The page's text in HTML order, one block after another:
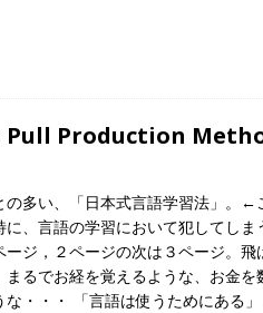
Pull Production
多い、「日本式言語学習法」。←
、言語の学習において犯してし
ジ，２ページの次は３ページ。飛
るでお経を覚えるような、お金
・・・ 「言語は使うためにある